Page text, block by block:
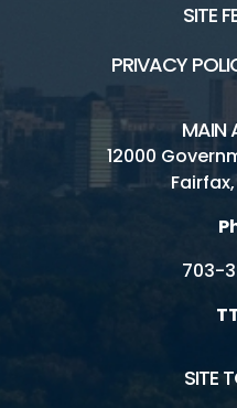
SITE
PRIVACY
MAIN
12000
703-
SITE